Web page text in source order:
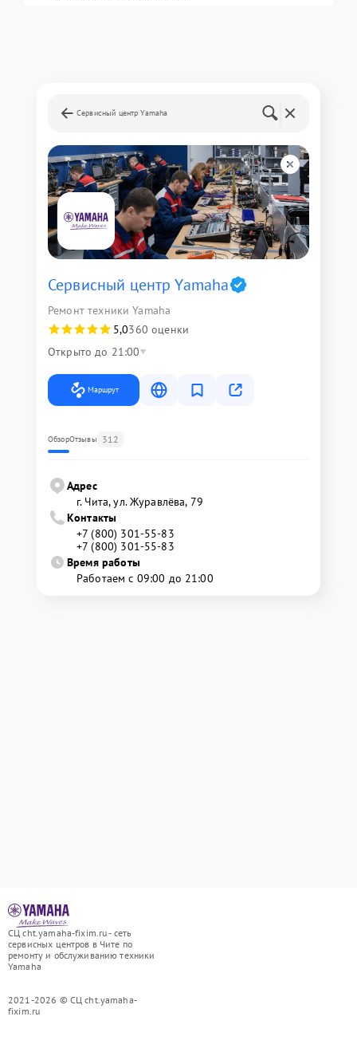
Сервисный центр Yamaha
Сервисный центр Yamaha
Ремонт техники Yamaha
5,0360 оценки
Открыто до 21:00
Маршрут
ОбзорОтзывы 312
Адрес
г. Чита, ул. Журавлёва, 79
Контакты
+7 (800) 301-55-83
+7 (800) 301-55-83
Время работы
Работаем с 09:00 до 21:00
СЦ cht.yamaha-fixim.ru - сеть
сервисных центров в Чите по
ремонту и обслуживанию техники
Yamaha
2021-2026 © СЦ cht.yamaha-
fixim.ru